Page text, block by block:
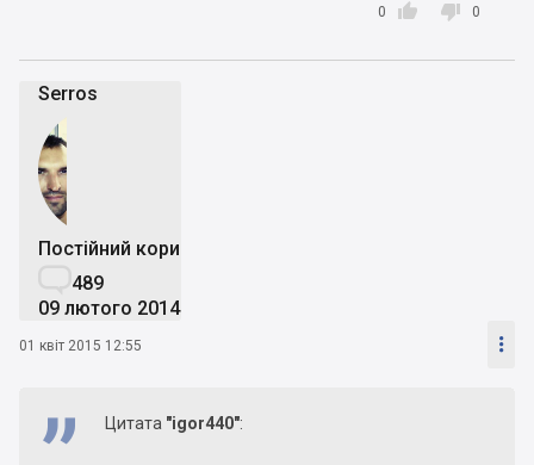

0  0
Serros
Постійний користувач
489
09 лютого 2014
01 квіт 2015 12:55 
Цитата "igor440":